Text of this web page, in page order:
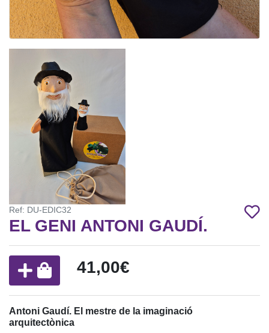
Ref: DU-EDIC32
EL GENI ANTONI GAUDÍ.
41,00€
Antoni Gaudí. El mestre de la imaginació
arquitectònica